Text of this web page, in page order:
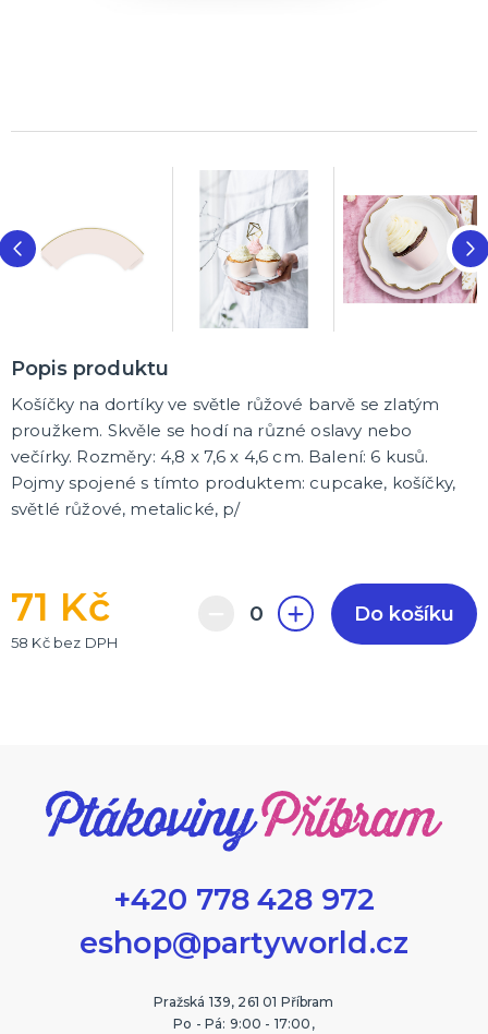
Popis produktu
Košíčky na dortíky ve světle růžové barvě se zlatým
proužkem. Skvěle se hodí na různé oslavy nebo
večírky. Rozměry: 4,8 x 7,6 x 4,6 cm. Balení: 6 kusů.
Pojmy spojené s tímto produktem: cupcake, košíčky,
světlé růžové, metalické, p/
71 Kč
58 Kč bez DPH
Do košíku
+420 778 428 972
eshop@partyworld.cz
Pražská 139, 261 01 Příbram
Po - Pá: 9:00 - 17:00,